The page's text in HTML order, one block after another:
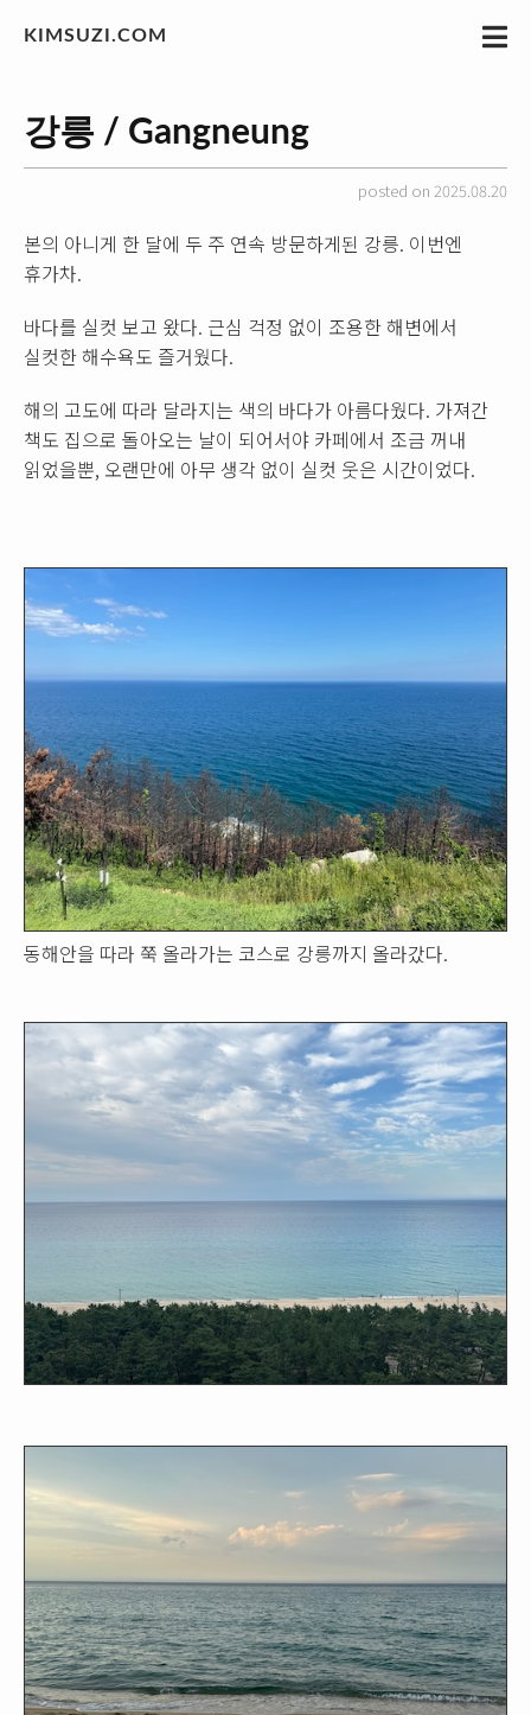
KIMSUZI.COM
강릉 / Gangneung
posted on 2025.08.20
본의 아니게 한 달에 두 주 연속 방문하게된 강릉. 이번엔
휴가차.
바다를 실컷 보고 왔다. 근심 걱정 없이 조용한 해변에서
실컷한 해수욕도 즐거웠다.
해의 고도에 따라 달라지는 색의 바다가 아름다웠다. 가져간
책도 집으로 돌아오는 날이 되어서야 카페에서 조금 꺼내
읽었을뿐, 오랜만에 아무 생각 없이 실컷 웃은 시간이었다.
동해안을 따라 쭉 올라가는 코스로 강릉까지 올라갔다.